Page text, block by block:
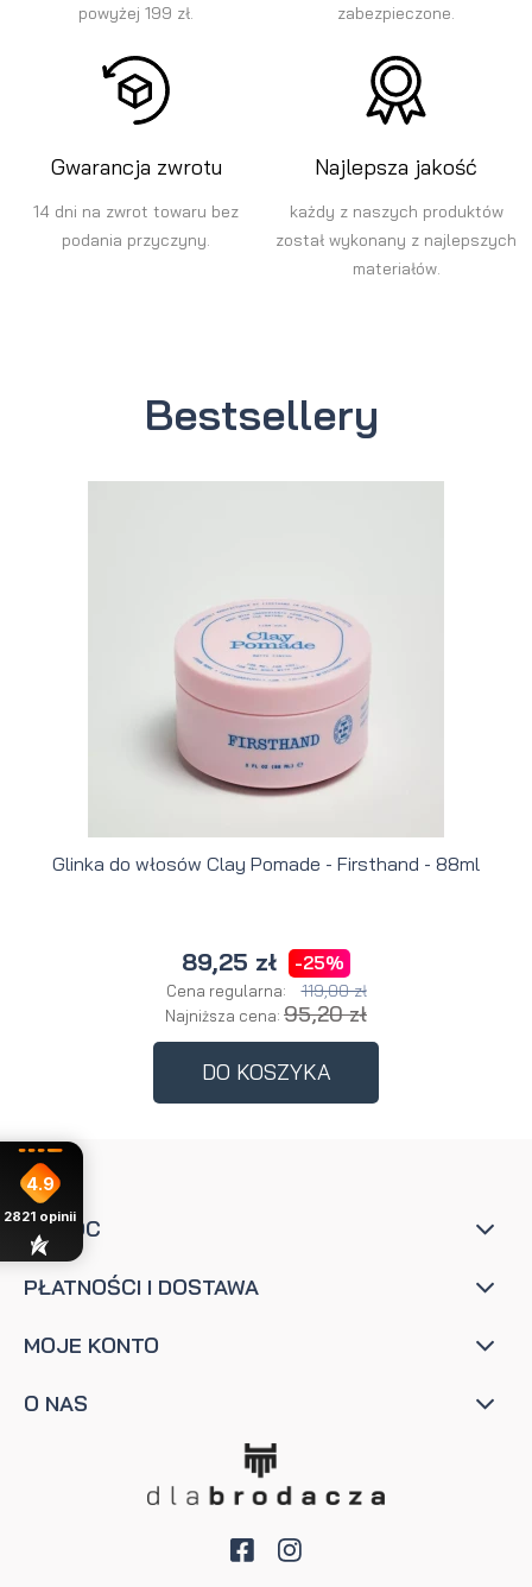
powyżej 199 zł.
zabezpieczone.
Gwarancja zwrotu
14 dni na zwrot towaru bez
podania przyczyny.
Najlepsza jakość
każdy z naszych produktów
został wykonany z najlepszych
materiałów.
Bestsellery
Glinka do włosów Clay Pomade - Firsthand - 88ml
89,25 zł -25%
Cena regularna: 119,00 zł
Najniższa cena: 95,20 zł
DO KOSZYKA
POMOC
PŁATNOŚCI I DOSTAWA
MOJE KONTO
O NAS
4.9
2821 opinii